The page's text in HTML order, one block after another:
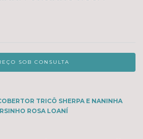
TRICÔ SHERPA E NANINHA
ROSA LOANÍ